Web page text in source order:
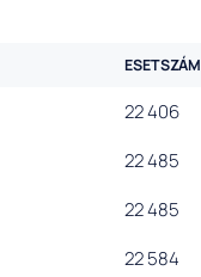
ESETSZÁM
22 406
22 485
22 485
22 584